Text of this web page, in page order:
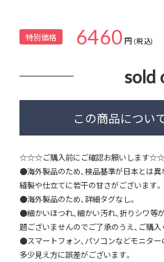
特別価格 6460円 (税込)
sold
☆☆☆ご購入前にご確認お願いします
●海外製品のため、検品基準が日本とは
縫製や仕立てに若干の甘さがございます。
●海外製品のため、詳細タグなし。
●細かいほつれ、細かい汚れ、折りシワ等
題ございませんのでご了承のうえ、ご購入
●スマートフォン、パソコンなどモニタ
多少見え方に誤差がございます。